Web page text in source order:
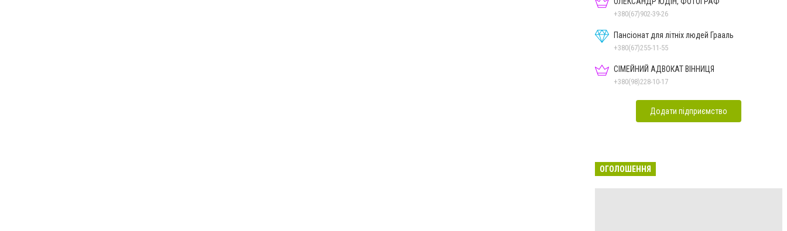
+380(67)902-39-26
Пансіонат для літніх людей Грааль
+380(67)255-11-55
СІМЕЙНИЙ АДВОКАТ ВІННИЦЯ
+380(98)228-10-17
Додати підприємство
ОГОЛОШЕННЯ